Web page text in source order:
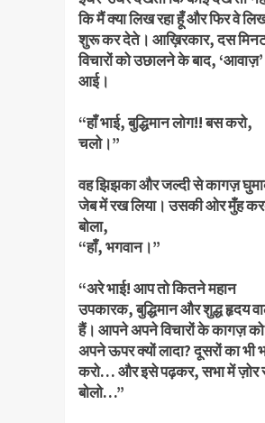
कि मैं क्या लिख रहा हूँ और फिर वे
शुरू कर देते। आख़िरकार, दस
विचारों को उछालने के बाद, ‘आवाज़’
आई।
“हाँ भाई, बुद्धिमान लोग!! बस करो,
चलो।”
वह झिझका और जल्दी से कागज़
जेब में रख लिया। उसकी ओर मुँह
बोला,
“हाँ, भगवान।”
“अरे भाई! आप तो कितने महान
उपकारक, बुद्धिमान और शुद्ध हृदय
हैं। आपने अपने विचारों के कागज़ को
अपने ऊपर क्यों लादा? दूसरों का भी
करो… और इसे पढ़कर, सभा में ज़ोर
बोलो…”